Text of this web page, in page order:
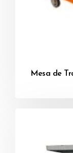
Mesa de